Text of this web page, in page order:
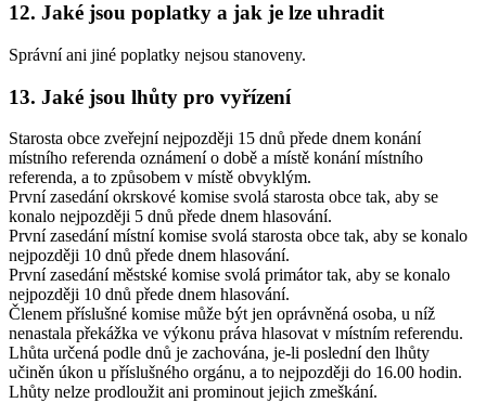
12. Jaké jsou poplatky a jak je lze uhradit
Správní ani jiné poplatky nejsou stanoveny.
13. Jaké jsou lhůty pro vyřízení
Starosta obce zveřejní nejpozději 15 dnů přede dnem konání
místního referenda oznámení o době a místě konání místního
referenda, a to způsobem v místě obvyklým.
První zasedání okrskové komise svolá starosta obce tak, aby se
konalo nejpozději 5 dnů přede dnem hlasování.
První zasedání místní komise svolá starosta obce tak, aby se konalo
nejpozději 10 dnů přede dnem hlasování.
První zasedání městské komise svolá primátor tak, aby se konalo
nejpozději 10 dnů přede dnem hlasování.
Členem příslušné komise může být jen oprávněná osoba, u níž
nenastala překážka ve výkonu práva hlasovat v místním referendu.
Lhůta určená podle dnů je zachována, je-li poslední den lhůty
učiněn úkon u příslušného orgánu, a to nejpozději do 16.00 hodin.
Lhůty nelze prodloužit ani prominout jejich zmeškání.